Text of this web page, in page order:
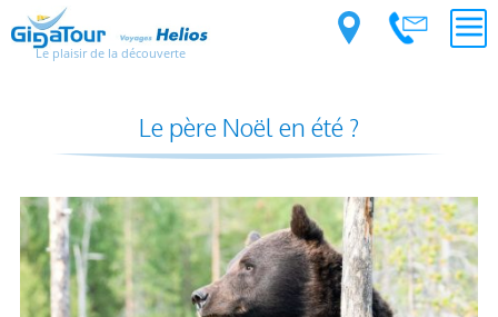
Le plaisir de la découverte
Le père Noël en été ?